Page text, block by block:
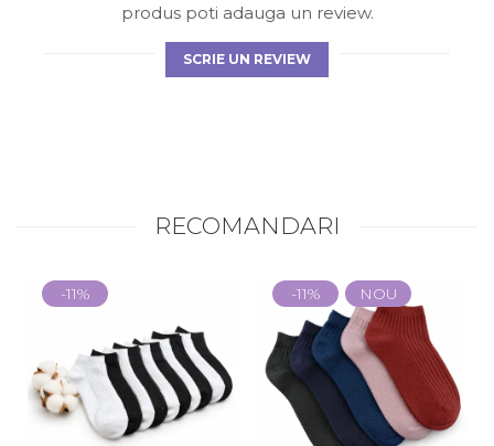
produs poti adauga un review.
SCRIE UN REVIEW
RECOMANDARI
-11% -11% NOU